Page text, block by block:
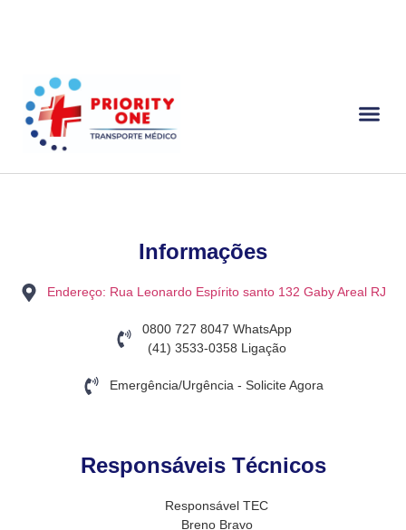
Informações
Endereço: Rua Leonardo Espírito santo 132 Gaby Areal RJ
0800 727 8047 WhatsApp
(41) 3533-0358 Ligação
Emergência/Urgência - Solicite Agora
Responsáveis Técnicos
Responsável TEC
Breno Bravo